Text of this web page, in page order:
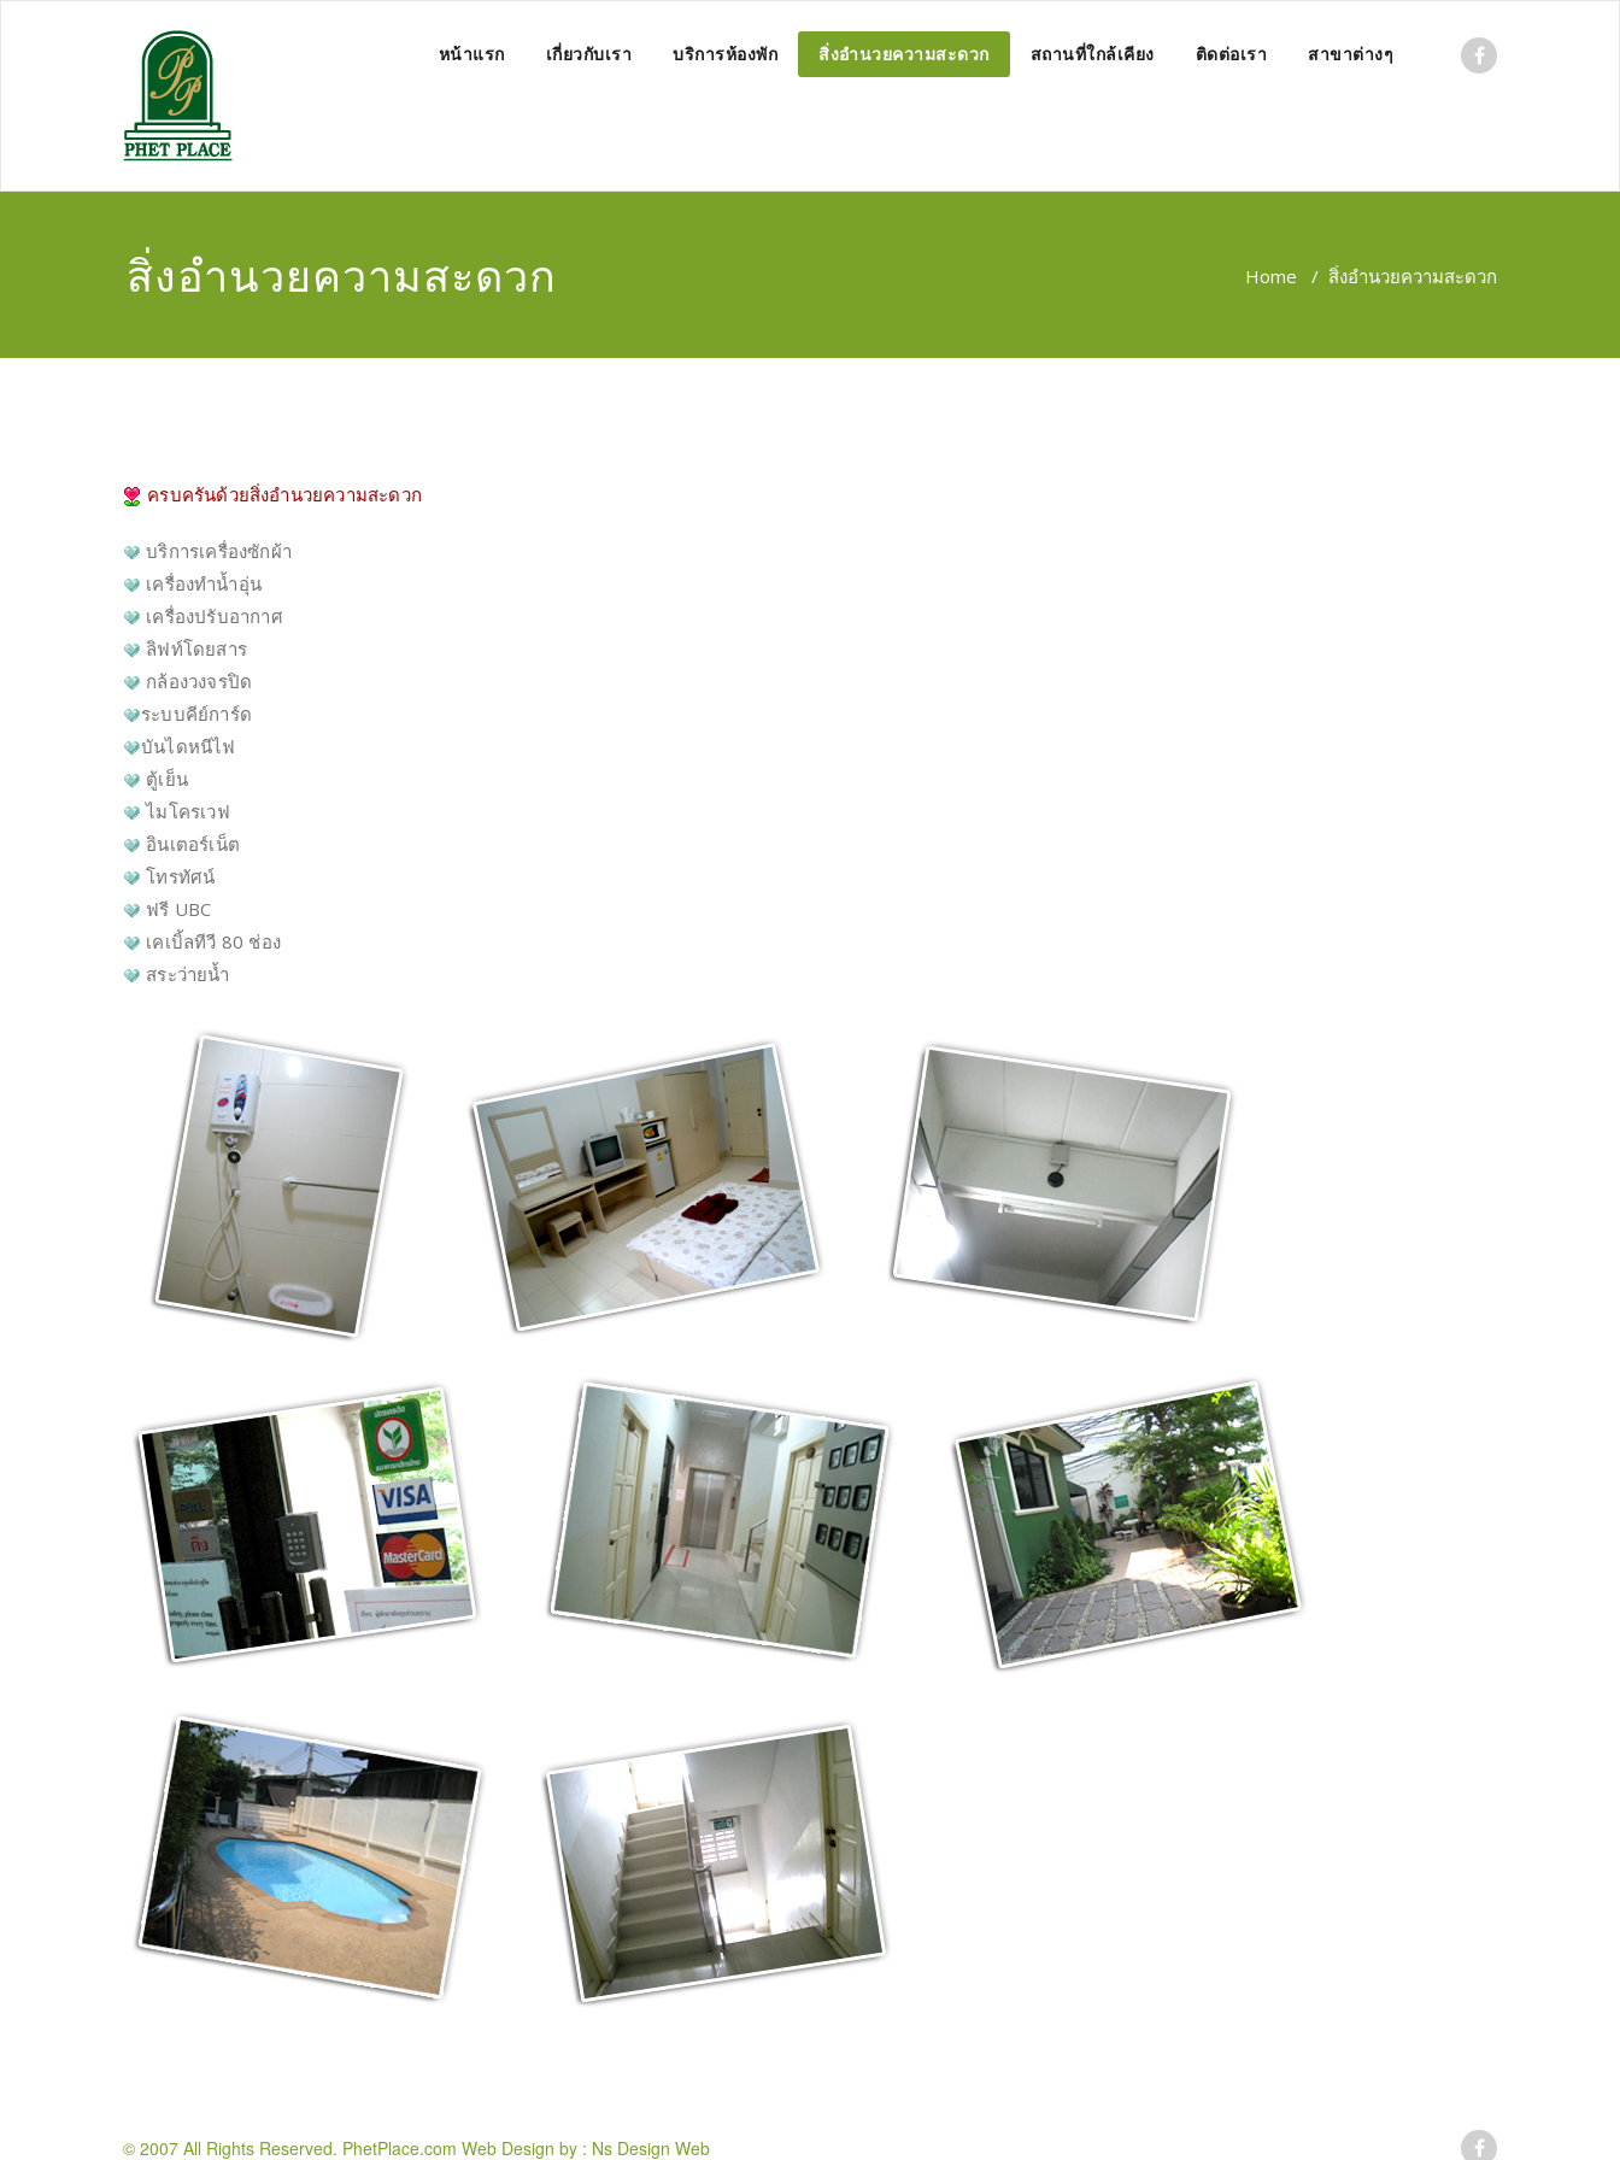
หน้าแรก เกี่ยวกับเรา บริการห้องพัก สิ่งอำนวยความสะดวก สถานที่ใกล้เคียง ติดต่อเรา สาขาต่างๆ
สิ่งอำนวยความสะดวก Home / สิ่งอำนวยความสะดวก
ครบครันด้วยสิ่งอำนวยความสะดวก
บริการเครื่องซักผ้า
เครื่องทำน้ำอุ่น
เครื่องปรับอากาศ
ลิฟท์โดยสาร
กล้องวงจรปิด
ระบบคีย์การ์ด
บันไดหนีไฟ
ตู้เย็น
ไมโครเวฟ
อินเตอร์เน็ต
โทรทัศน์
ฟรี UBC
เคเบิ้ลทีวี 80 ช่อง
สระว่ายน้ำ
© 2007 All Rights Reserved. PhetPlace.com Web Design by : Ns Design Web